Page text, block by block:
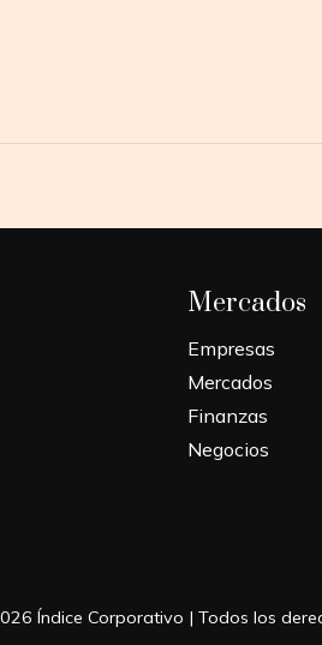
Mercados
Empresas
Mercados
Finanzas
Negocios
Índice Corporativo | Todos los